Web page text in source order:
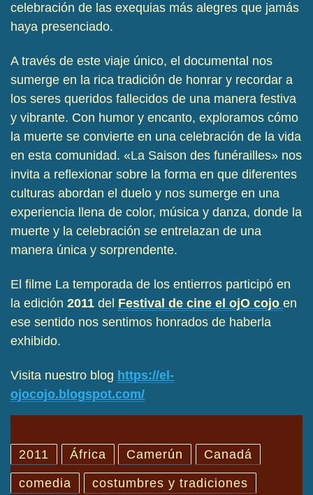
celebración de las exequias más alegres que jamás
haya presenciado.
A través de este viaje único, el documental nos
sumerge en la rica tradición de honrar y recordar a
los seres queridos fallecidos de una manera festiva
y vibrante. Con humor y encanto, exploramos cómo
la muerte se convierte en una celebración de la vida
en esta comunidad. «La Saison des funérailles» nos
invita a reflexionar sobre la forma en que diferentes
culturas abordan el duelo y nos sumerge en una
experiencia llena de color, música y danza, donde la
muerte y la celebración se entrelazan de una
manera única y sorprendente.
El filme La temporada de los entierros participó en
la edición 2011 del Festival de cine el ojO cojo en
ese sentido nos sentimos honrados de haberla
exhibido.
Visita nuestro blog https://el-
ojocojo.blogspot.com/
2011 África Camerún Canadá
comedia costumbres y tradiciones